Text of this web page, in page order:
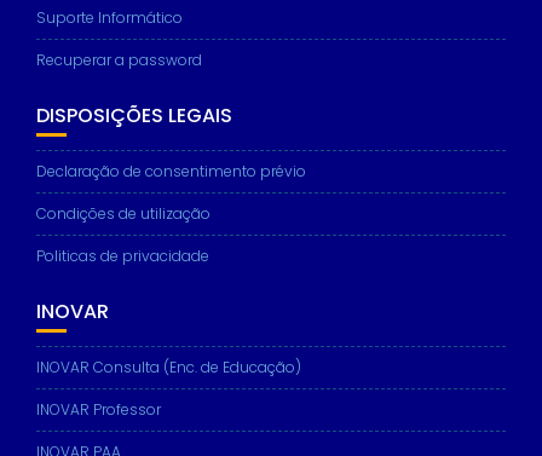
Suporte Informático
Recuperar a password
DISPOSIÇÕES LEGAIS
Declaração de consentimento prévio
Condições de utilização
Politicas de privacidade
INOVAR
INOVAR Consulta (Enc. de Educação)
INOVAR Professor
INOVAR PAA